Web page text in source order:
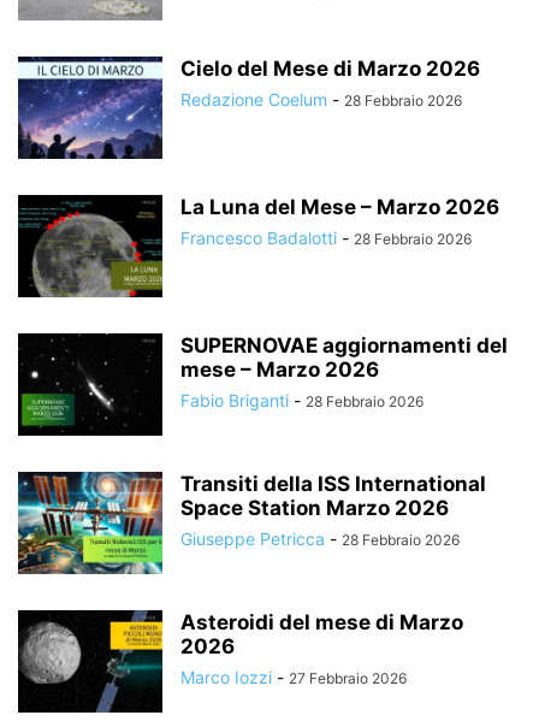
Cielo del Mese di Marzo 2026
Redazione Coelum - 28 Febbraio 2026
La Luna del Mese – Marzo 2026
Francesco Badalotti - 28 Febbraio 2026
SUPERNOVAE aggiornamenti del
mese – Marzo 2026
Fabio Briganti - 28 Febbraio 2026
Transiti della ISS International
Space Station Marzo 2026
Giuseppe Petricca - 28 Febbraio 2026
Asteroidi del mese di Marzo
2026
Marco Iozzi - 27 Febbraio 2026